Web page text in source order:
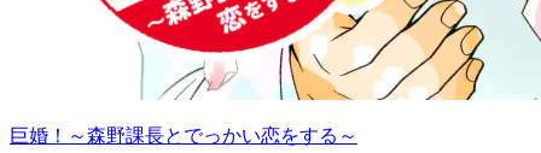
巨婚！～森野課長とでっかい恋をする～